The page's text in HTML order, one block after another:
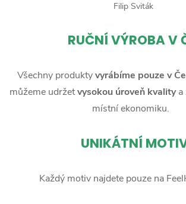
Filip Sviták
RUČNÍ VÝROBA V
Všechny produktyvyrábíme pouze v
můžeme udržetvysokou úroveň kvalitya
místní ekonomiku.
UNIKÁTNÍ
Každý motiv najdete pouze na